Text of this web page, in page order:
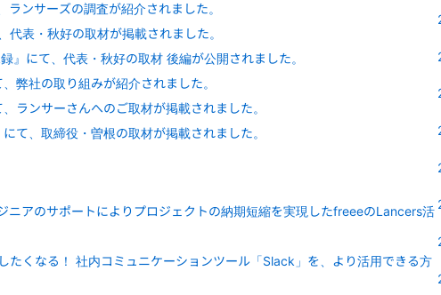
ランサーズの調査が紹介されました。
代表・秋好の取材が掲載されました。
』にて、代表・秋好の取材 後編が公開されました。
、弊社の取り組みが紹介されました。
、ランサーさんへのご取材が掲載されました。
にて、取締役・曽根の取材が掲載されました。
ニアのサポートによりプロジェクトの納期短縮を実現したfreeeのLancers活
たくなる！ 社内コミュニケーションツール「Slack」を、より活用できる方